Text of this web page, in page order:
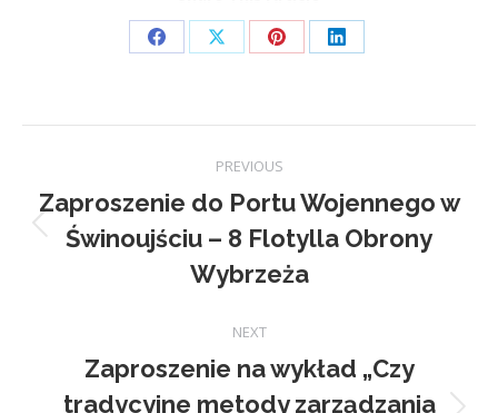
Share
Facebook
Share
X
Share
Pinterest
Share
LinkedIn
navigation
PREVIOUS
Previous
post:
Zaproszenie do Portu Wojennego w
Świnoujściu – 8 Flotylla Obrony
Wybrzeża
NEXT
Zaproszenie na wykład „Czy
tradycyjne metody zarządzania